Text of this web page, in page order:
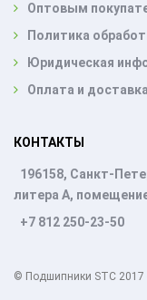
Оптовым
Политика
Юридическая
Оплата и доставка
КОНТАКТЫ
196158, Санкт-
литера А,
+7 812 250-23-50
© Подшипники STC 2017